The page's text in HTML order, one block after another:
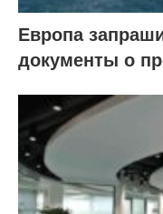
Европа
документы о